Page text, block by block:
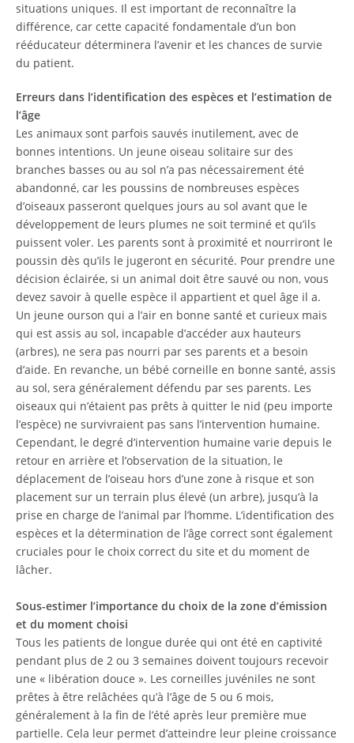
situations uniques. Il est important de reconnaître la
différence, car cette capacité fondamentale d’un bon
rééducateur déterminera l’avenir et les chances de survie
du patient.
Erreurs dans l’identification des espèces et l’estimation de
l’âge
Les animaux sont parfois sauvés inutilement, avec de
bonnes intentions. Un jeune oiseau solitaire sur des
branches basses ou au sol n’a pas nécessairement été
abandonné, car les poussins de nombreuses espèces
d’oiseaux passeront quelques jours au sol avant que le
développement de leurs plumes ne soit terminé et qu’ils
puissent voler. Les parents sont à proximité et nourriront le
poussin dès qu’ils le jugeront en sécurité. Pour prendre une
décision éclairée, si un animal doit être sauvé ou non, vous
devez savoir à quelle espèce il appartient et quel âge il a.
Un jeune ourson qui a l’air en bonne santé et curieux mais
qui est assis au sol, incapable d’accéder aux hauteurs
(arbres), ne sera pas nourri par ses parents et a besoin
d’aide. En revanche, un bébé corneille en bonne santé, assis
au sol, sera généralement défendu par ses parents. Les
oiseaux qui n’étaient pas prêts à quitter le nid (peu importe
l’espèce) ne survivraient pas sans l’intervention humaine.
Cependant, le degré d’intervention humaine varie depuis le
retour en arrière et l’observation de la situation, le
déplacement de l’oiseau hors d’une zone à risque et son
placement sur un terrain plus élevé (un arbre), jusqu’à la
prise en charge de l’animal par l’homme. L’identification des
espèces et la détermination de l’âge correct sont également
cruciales pour le choix correct du site et du moment de
lâcher.
Sous-estimer l’importance du choix de la zone d’émission
et du moment choisi
Tous les patients de longue durée qui ont été en captivité
pendant plus de 2 ou 3 semaines doivent toujours recevoir
une « libération douce ». Les corneilles juvéniles ne sont
prêtes à être relâchées qu’à l’âge de 5 ou 6 mois,
généralement à la fin de l’été après leur première mue
partielle. Cela leur permet d’atteindre leur pleine croissance